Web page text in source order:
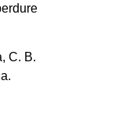
C. B.